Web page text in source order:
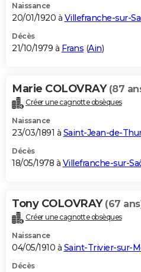
Naissance
20/01/1920 à Villefranche-sur-
Décès
21/10/1979 à Frans (Ain)
Marie COLOVRAY (87
Créer une cagnotte obsèques
Naissance
23/03/1891 à Saint-Jean-de-
Décès
18/05/1978 à Villefranche-sur-
Tony COLOVRAY (67
Créer une cagnotte obsèques
Naissance
04/05/1910 à Saint-Trivier-sur-
Décès